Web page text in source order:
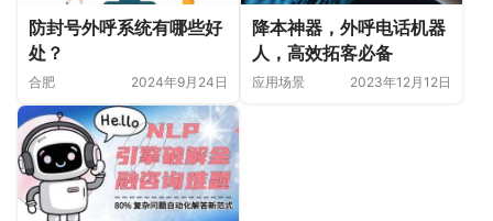
防封号外呼系统有哪些好
处？
合肥 2024年9月24日
降本神器，外呼电话机器
人，高效拓客必备
应用场景 2023年12月12日